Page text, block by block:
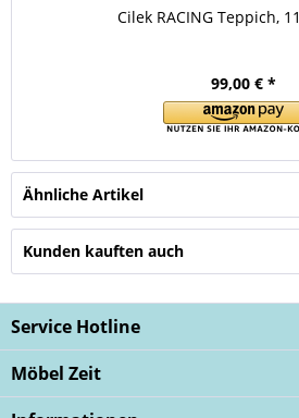
Cilek RACING Teppich,
99,00 € *
Ähnliche Artikel
Kunden kauften auch
Service Hotline
Möbel Zeit